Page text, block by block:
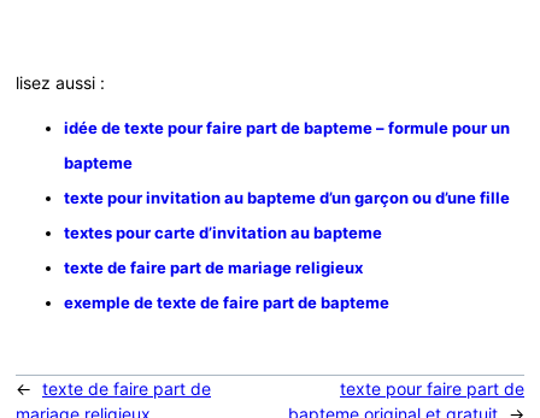
lisez aussi :
idée de texte pour faire part de bapteme – formule pour un
bapteme
texte pour invitation au bapteme d’un garçon ou d’une fille
textes pour carte d’invitation au bapteme
texte de faire part de mariage religieux
exemple de texte de faire part de bapteme
← texte de faire part de
mariage religieux
texte pour faire part de
bapteme original et gratuit →